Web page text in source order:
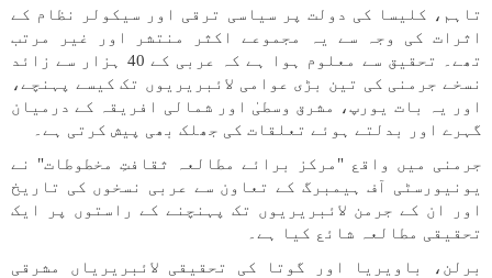
تاہم، کلیسا کی دولت پر سیاسی ترقی اور سیکولر نظام کے
اثرات کی وجہ سے یہ مجموعے اکثر منتشر اور غیر مرتب
تھے۔ تحقیق سے معلوم ہوا ہے کہ عربی کے 40 ہزار سے زائد
نسخے جرمنی کی تین بڑی عوامی لائبریریوں تک کیسے پہنچے،
اور یہ بات یورپ، مشرق وسطیٰ اور شمالی افریقہ کے درمیان
گہرے اور بدلتے ہوئے تعلقات کی جھلک بھی پیش کرتی ہے۔
جرمنی میں واقع "مرکز برائے مطالعہ ثقافتِ مخطوطات" نے
یونیورسٹی آف ہیمبرگ کے تعاون سے عربی نسخوں کی تاریخ
اور ان کے جرمن لائبریریوں تک پہنچنے کے راستوں پر ایک
تحقیقی مطالعہ شائع کیا ہے۔
برلن، باویریا اور گوتا کی تحقیقی لائبریریاں مشرقی